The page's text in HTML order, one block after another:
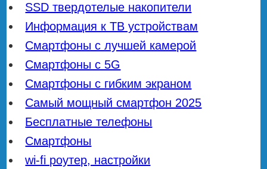
SSD твердотелые накопители
Информация к ТВ устройствам
Смартфоны с лучшей камерой
Смартфоны с 5G
Смартфоны с гибким экраном
Самый мощный смартфон 2025
Бесплатные телефоны
Смартфоны
wi-fi роутер, настройки